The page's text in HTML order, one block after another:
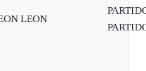
LEON